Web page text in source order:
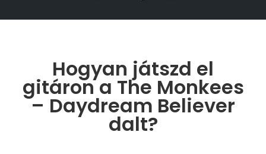
Hogyan játszd el
gitáron a The Monkees
– Daydream Believer
dalt?